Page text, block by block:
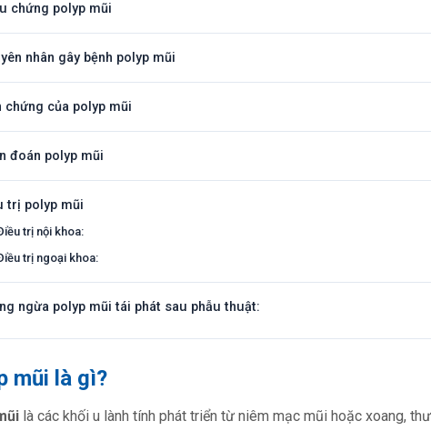
chứng polyp mũi
nhân gây bệnh polyp mũi
chứng của polyp mũi
đoán polyp mũi
trị polyp mũi
trị nội khoa:
trị ngoại khoa:
ngừa polyp mũi tái phát sau phẫu thuật:
mũi là gì?
là các khối u lành tính phát triển từ niêm mạc mũi hoặc xoang,